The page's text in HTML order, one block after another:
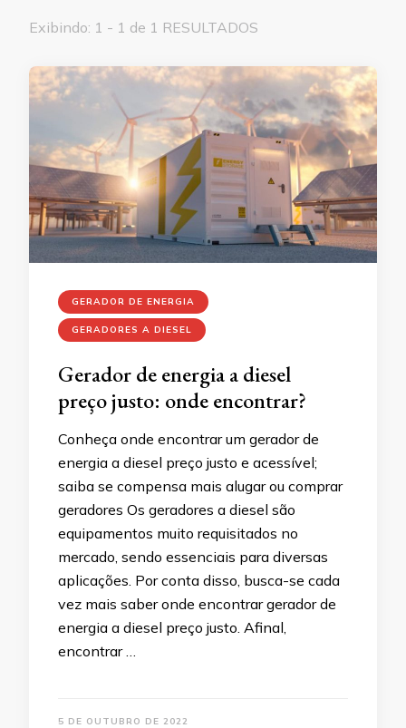
Exibindo: 1 - 1 de 1 RESULTADOS
GERADOR DE ENERGIA
GERADORES A DIESEL
Gerador de energia a diesel
preço justo: onde encontrar?
Conheça onde encontrar um gerador de
energia a diesel preço justo e acessível;
saiba se compensa mais alugar ou comprar
geradores Os geradores a diesel são
equipamentos muito requisitados no
mercado, sendo essenciais para diversas
aplicações. Por conta disso, busca-se cada
vez mais saber onde encontrar gerador de
energia a diesel preço justo. Afinal,
encontrar …
5 DE OUTUBRO DE 2022